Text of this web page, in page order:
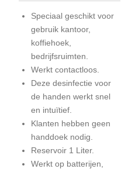
Speciaal geschikt voor
gebruik kantoor,
koffiehoek,
bedrijfsruimten.
Werkt contactloos.
Deze desinfectie voor
de handen werkt snel
en intuïtief.
Klanten hebben geen
handdoek nodig.
Reservoir 1 Liter.
Werkt op batterijen,